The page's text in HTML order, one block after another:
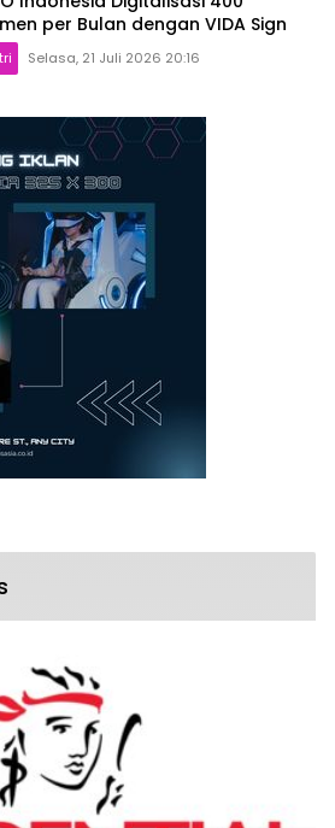
per Bulan dengan VIDA Sign
Selasa, 21 Juli 2026 20:16